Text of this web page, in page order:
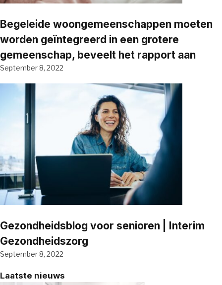
Begeleide woongemeenschappen moeten
worden geïntegreerd in een grotere
gemeenschap, beveelt het rapport aan
September 8, 2022
Gezondheidsblog voor senioren | Interim
Gezondheidszorg
September 8, 2022
Laatste nieuws